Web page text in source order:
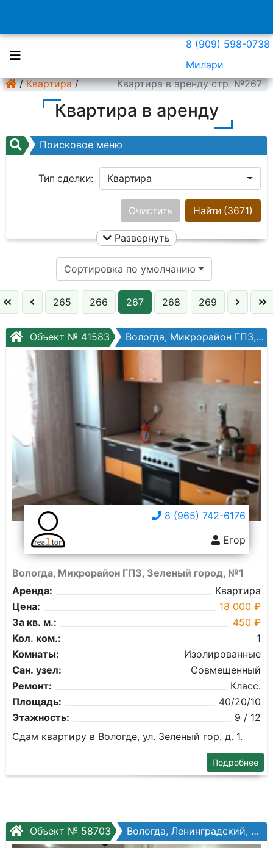
8 (909) 598-0738
Милари
/ Квартира / Квартира в аренду стр. №267
Квартира в аренду
Поисковое меню
Тип сделки: Квартира
Ничего не выбрано
Цена:
Кол. комнат:
Этаж:
Слово:
Найти (3671)
Очистить
Развернуть
Сортировка по умолчанию
265 266 267 268 269
Объект № 41583 Вологда, Микрорайон ГПЗ, Зеленый город, №1
8 (965) 742-6176
Егор
Вологда, Микрорайон ГПЗ, Зеленый город, №1
Аренда:
Квартира
Цена:
18 000 ₽
За кв. м.:
450 ₽
Кол. ком.:
1
Комнаты:
Изолированные
Сан. узел:
Совмещенный
Ремонт:
Класс.
Площадь:
40/20/10
Этажность:
9 / 12
Сдам квартиру в Вологде, ул. Зеленый гор. д. 1.
Подробнее
Объект № 58703 Вологда, Ленинградский, Окружное шоссе, №32